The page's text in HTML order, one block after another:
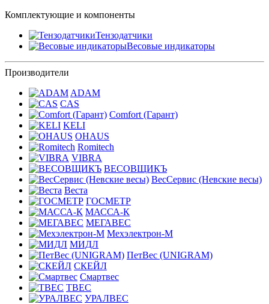
Комплектующие и компоненты
Тензодатчики
Весовые индикаторы
Производители
ADAM
CAS
Comfort (Гарант)
KELI
OHAUS
Romitech
VIBRA
ВЕСОВЩИКЪ
ВесСервис (Невские весы)
Веста
ГОСМЕТР
МАССА-К
МЕГАВЕС
Мехэлектрон-М
МИДЛ
ПетВес (UNIGRAM)
СКЕЙЛ
Смартвес
ТВЕС
УРАЛВЕС